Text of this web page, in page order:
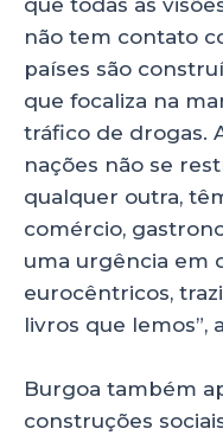
que todas as
não tem contato
países são
que focaliza na
tráfico de drogas.
nações não se
qualquer outra,
comércio,
uma urgência em
eurocêntricos,
livros que lemos”,
Burgoa também
construções